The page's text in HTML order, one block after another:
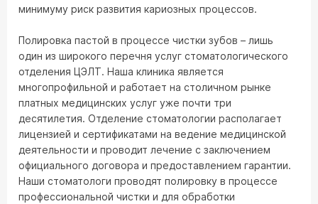
минимуму риск развития кариозных процессов.
Полировка пастой в процессе чистки зубов – лишь
один из широкого перечня услуг стоматологического
отделения ЦЭЛТ. Наша клиника является
многопрофильной и работает на столичном рынке
платных медицинских услуг уже почти три
десятилетия. Отделение стоматологии располагает
лицензией и сертификатами на ведение медицинской
деятельности и проводит лечение с заключением
официального договора и предоставлением гарантии.
Наши стоматологи проводят полировку в процессе
профессиональной чистки и для обработки